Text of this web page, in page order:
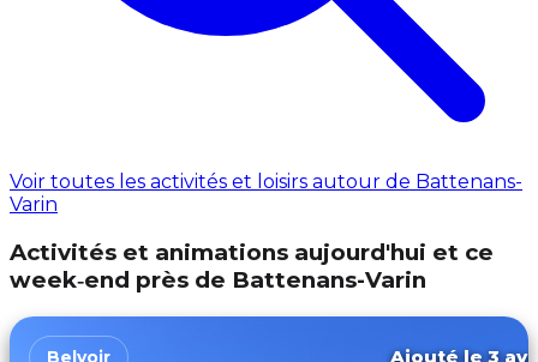
Voir toutes les activités et loisirs autour de Battenans-
Varin
Activités et animations aujourd'hui et ce
week‑end près de Battenans-Varin
Belvoir Ajouté le 3